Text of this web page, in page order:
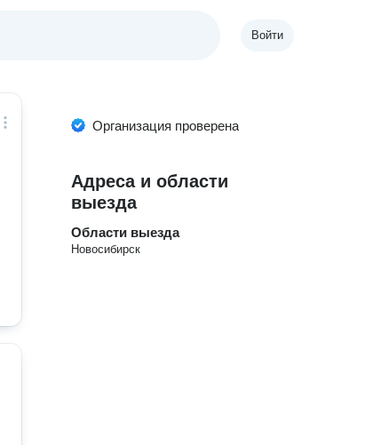
Войти
Организация проверена
Адреса и области
выезда
Области выезда
Новосибирск